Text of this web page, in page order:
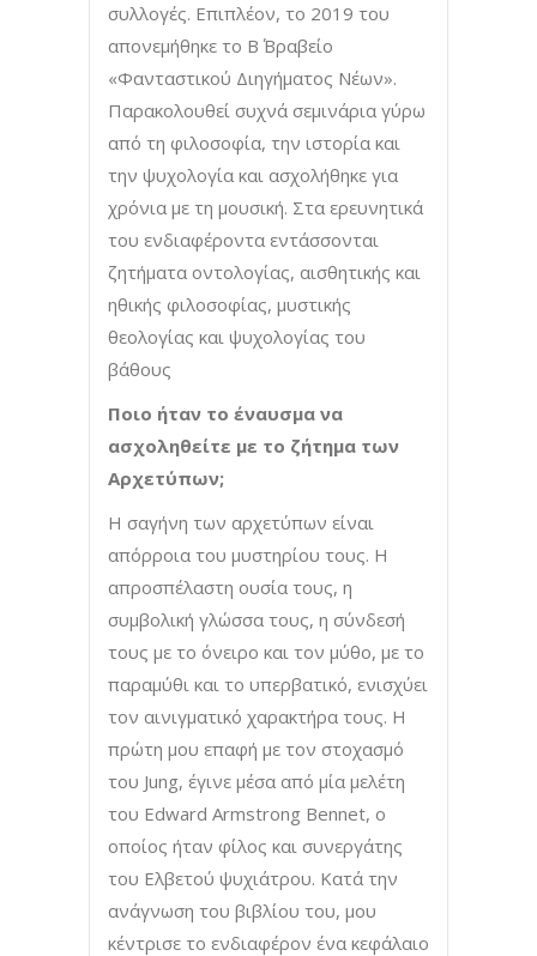
συλλογές. Επιπλέον, το 2019 του
απονεµήθηκε το Β΄ Βραβείο
«Φανταστικού Διηγήµατος Νέων».
Παρακολουθεί συχνά σεµινάρια γύρω
από τη φιλοσοφία, την ιστορία και
την ψυχολογία και ασχολήθηκε για
χρόνια µε τη µουσική. Στα ερευνητικά
του ενδιαφέροντα εντάσσονται
ζητήµατα οντολογίας, αισθητικής και
ηθικής φιλοσοφίας, µυστικής
θεολογίας και ψυχολογίας του
βάθους
Ποιο ήταν το έναυσμα να
ασχοληθείτε με το ζήτημα των
Αρχετύπων;
Η σαγήνη των αρχετύπων είναι
απόρροια του μυστηρίου τους. Η
απροσπέλαστη ουσία τους, η
συμβολική γλώσσα τους, η σύνδεσή
τους με το όνειρο και τον μύθο, με το
παραμύθι και το υπερβατικό, ενισχύει
τον αινιγματικό χαρακτήρα τους. Η
πρώτη μου επαφή με τον στοχασμό
του Jung, έγινε μέσα από μία μελέτη
του Edward Armstrong Bennet, ο
οποίος ήταν φίλος και συνεργάτης
του Ελβετού ψυχιάτρου. Κατά την
ανάγνωση του βιβλίου του, μου
κέντρισε το ενδιαφέρον ένα κεφάλαιο